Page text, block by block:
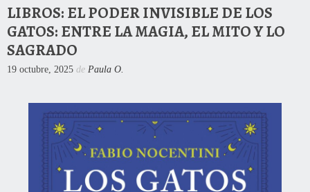
LIBROS: EL PODER INVISIBLE DE LOS
GATOS: ENTRE LA MAGIA, EL MITO Y LO
SAGRADO
19 octubre, 2025 de Paula O.